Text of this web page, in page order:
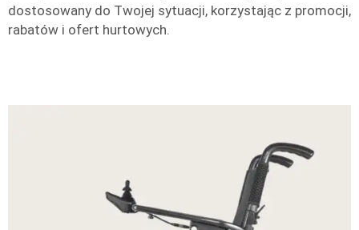
dostosowany do Twojej sytuacji, korzystając z promocji,
rabatów i ofert hurtowych.